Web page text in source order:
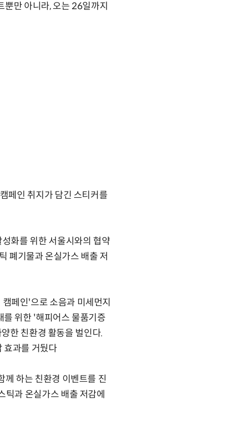
만 아니라, 오는 26일까지
페인 취지가 담긴 스티커를
화를 위한 서울시와의 협약
폐기물과 온실가스 배출 저
페인'으로 소음과 미세먼지
를 위한 '해피어스 물품기증
한 친환경 활동을 벌인다.
효과를 거뒀다
께 하는 친환경 이벤트를 진
과 온실가스 배출 저감에